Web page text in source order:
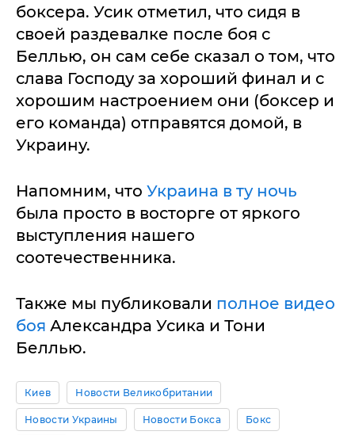
боксера. Усик отметил, что сидя в
своей раздевалке после боя с
Беллью, он сам себе сказал о том, что
слава Господу за хороший финал и с
хорошим настроением они (боксер и
его команда) отправятся домой, в
Украину.
Напомним, что Украина в ту ночь
была просто в восторге от яркого
выступления нашего
соотечественника.
Также мы публиковали полное видео
боя Александра Усика и Тони
Беллью.
Киев Новости Великобритании
Новости Украины Новости Бокса Бокс